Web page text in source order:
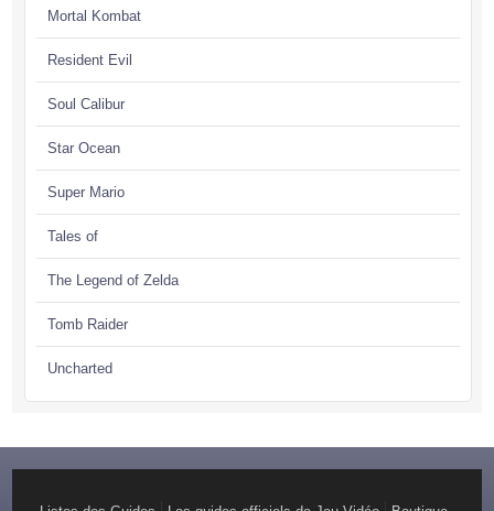
Mortal Kombat
Resident Evil
Soul Calibur
Star Ocean
Super Mario
Tales of
The Legend of Zelda
Tomb Raider
Uncharted